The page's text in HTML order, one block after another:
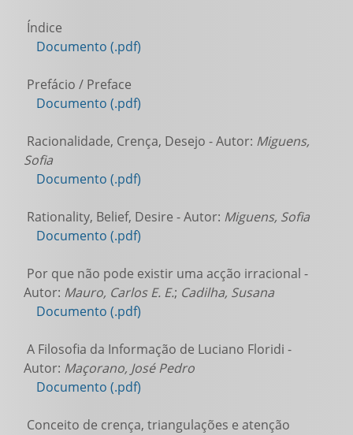
Índice
Documento (.pdf)
Prefácio / Preface
Documento (.pdf)
Racionalidade, Crença, Desejo - Autor: Miguens,
Sofia
Documento (.pdf)
Rationality, Belief, Desire - Autor: Miguens, Sofia
Documento (.pdf)
Por que não pode existir uma acção irracional -
Autor: Mauro, Carlos E. E.; Cadilha, Susana
Documento (.pdf)
A Filosofia da Informação de Luciano Floridi -
Autor: Maçorano, José Pedro
Documento (.pdf)
Conceito de crença, triangulações e atenção